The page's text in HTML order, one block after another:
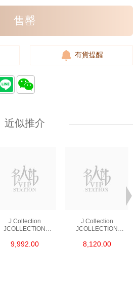
售罄
有貨提醒
近似推介
J Collection
JCOLLECTION
RDDI 1.34 CT18KW
9,992.00
J Collection
JCOLLECTION
W/DIAMOND 7
8,120.00